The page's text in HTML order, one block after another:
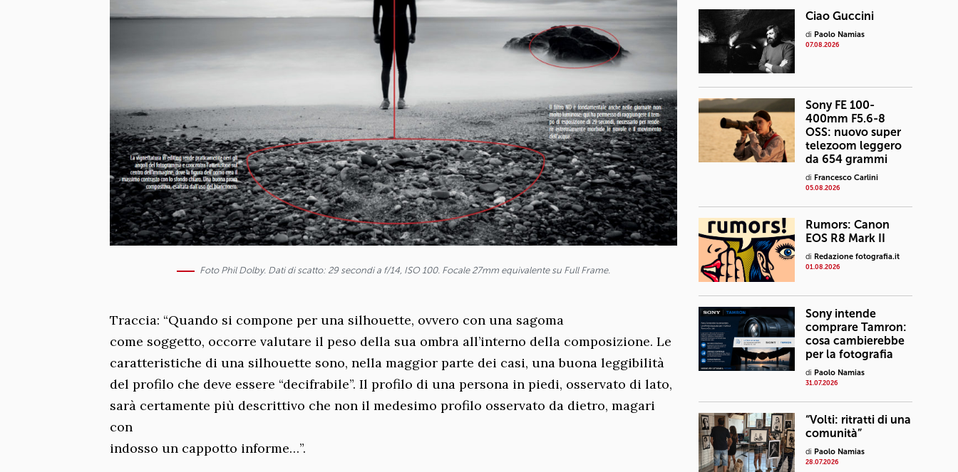
Foto Phil Dolby. Dati di scatto: 29 secondi a f/14, ISO 100. Focale 27mm equivalente su Full Frame.
Traccia: “Quando si compone per una silhouette, ovvero con una sagoma
come soggetto, occorre valutare il peso della sua ombra all’interno della composizione. Le
caratteristiche di una silhouette sono, nella maggior parte dei casi, una buona leggibilità
del profilo che deve essere “decifrabile”. Il profilo di una persona in piedi, osservato di lato,
sarà certamente più descrittivo che non il medesimo profilo osservato da dietro, magari
con
indosso un cappotto informe…”.
Ciao Guccini
di Paolo Namias
07.08.2026
Sony FE 100-
400mm F5.6-8
OSS: nuovo super
telezoom leggero
da 654 grammi
di Francesco Carlini
05.08.2026
Rumors: Canon
EOS R8 Mark II
di Redazione fotografia.it
01.08.2026
Sony intende
comprare Tamron:
cosa cambierebbe
per la fotografia
di Paolo Namias
31.07.2026
“Volti: ritratti di una
comunità”
di Paolo Namias
28.07.2026